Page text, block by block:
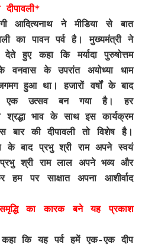
आदित्यनाथ ने मीडिया से बात
का पावन पर्व है। मुख्यमंत्री ने
देते हुए कहा कि मर्यादा पुरुषोत्तम
के उपरांत अयोध्या धाम
हुआ था। हजारों वर्षों के बाद
उत्सव बन गया है। हर
श्रद्धा भाव के साथ इस कार्यक्रम
की दीपावली तो विशेष है।
बाद प्रभु श्री राम अपने स्वयं
श्री राम लाल अपने भव्य और
हम पर साक्षात अपना आशीर्वाद
का कारक बने यह प्रकाश
कहा कि यह पर्व हमें एक-एक दीप